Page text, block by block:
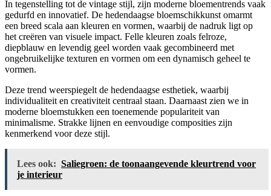
In tegenstelling tot de vintage stijl, zijn moderne bloementrends vaak
gedurfd en innovatief. De hedendaagse bloemschikkunst omarmt
een breed scala aan kleuren en vormen, waarbij de nadruk ligt op
het creëren van visuele impact. Felle kleuren zoals felroze,
diepblauw en levendig geel worden vaak gecombineerd met
ongebruikelijke texturen en vormen om een dynamisch geheel te
vormen.
Deze trend weerspiegelt de hedendaagse esthetiek, waarbij
individualiteit en creativiteit centraal staan. Daarnaast zien we in
moderne bloemstukken een toenemende populariteit van
minimalisme. Strakke lijnen en eenvoudige composities zijn
kenmerkend voor deze stijl.
Lees ook: Saliegroen: de toonaangevende kleurtrend voor
je interieur